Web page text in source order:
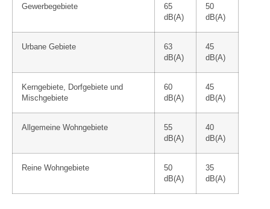
Gewerbegebiete
65
dB(A)
50
dB(A)
Urbane Gebiete
63
dB(A)
45
dB(A)
Kerngebiete, Dorfgebiete und
Mischgebiete
60
dB(A)
45
dB(A)
Allgemeine Wohngebiete
55
dB(A)
40
dB(A)
Reine Wohngebiete
50
dB(A)
35
dB(A)